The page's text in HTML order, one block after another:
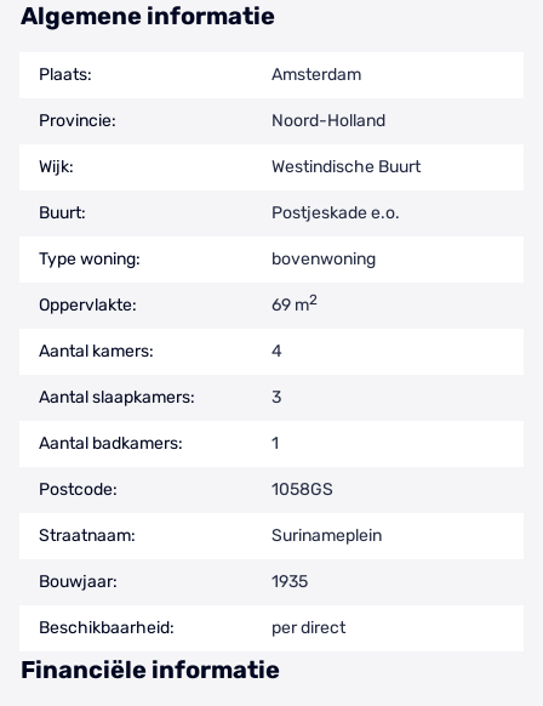
Algemene informatie
Plaats: Amsterdam
Provincie: Noord-Holland
Wijk: Westindische Buurt
Buurt: Postjeskade e.o.
Type woning: bovenwoning
Oppervlakte: 69 m2
Aantal kamers: 4
Aantal slaapkamers: 3
Aantal badkamers: 1
Postcode: 1058GS
Straatnaam: Surinameplein
Bouwjaar: 1935
Beschikbaarheid: per direct
Financiële informatie